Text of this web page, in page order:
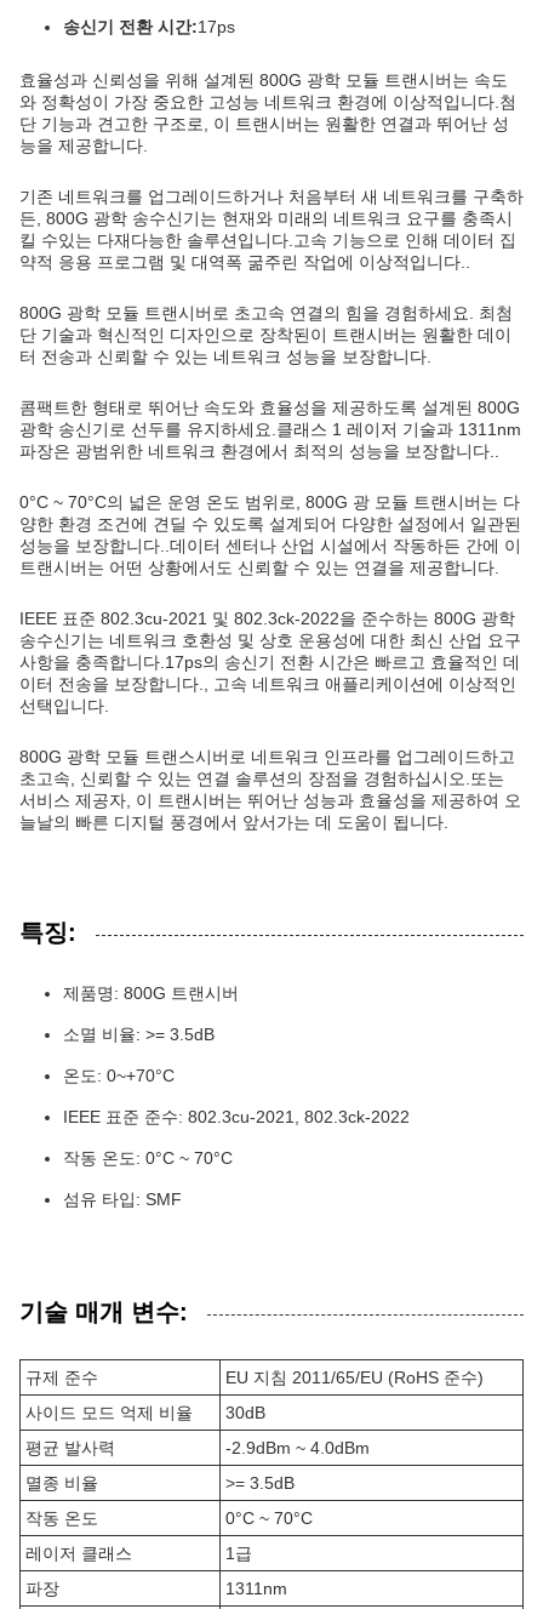
송신기 전환 시간:17ps
효율성과 신뢰성을 위해 설계된 800G 광학 모듈 트랜시버는 속도
와 정확성이 가장 중요한 고성능 네트워크 환경에 이상적입니다.첨
단 기능과 견고한 구조로, 이 트랜시버는 원활한 연결과 뛰어난 성
능을 제공합니다.
기존 네트워크를 업그레이드하거나 처음부터 새 네트워크를 구축하
든, 800G 광학 송수신기는 현재와 미래의 네트워크 요구를 충족시
킬 수있는 다재다능한 솔루션입니다.고속 기능으로 인해 데이터 집
약적 응용 프로그램 및 대역폭 굶주린 작업에 이상적입니다..
800G 광학 모듈 트랜시버로 초고속 연결의 힘을 경험하세요. 최첨
단 기술과 혁신적인 디자인으로 장착된이 트랜시버는 원활한 데이
터 전송과 신뢰할 수 있는 네트워크 성능을 보장합니다.
콤팩트한 형태로 뛰어난 속도와 효율성을 제공하도록 설계된 800G
광학 송신기로 선두를 유지하세요.클래스 1 레이저 기술과 1311nm
파장은 광범위한 네트워크 환경에서 최적의 성능을 보장합니다..
0°C ~ 70°C의 넓은 운영 온도 범위로, 800G 광 모듈 트랜시버는 다
양한 환경 조건에 견딜 수 있도록 설계되어 다양한 설정에서 일관된
성능을 보장합니다..데이터 센터나 산업 시설에서 작동하든 간에 이
트랜시버는 어떤 상황에서도 신뢰할 수 있는 연결을 제공합니다.
IEEE 표준 802.3cu-2021 및 802.3ck-2022을 준수하는 800G 광학
송수신기는 네트워크 호환성 및 상호 운용성에 대한 최신 산업 요구
사항을 충족합니다.17ps의 송신기 전환 시간은 빠르고 효율적인 데
이터 전송을 보장합니다., 고속 네트워크 애플리케이션에 이상적인
선택입니다.
800G 광학 모듈 트랜스시버로 네트워크 인프라를 업그레이드하고
초고속, 신뢰할 수 있는 연결 솔루션의 장점을 경험하십시오.또는
서비스 제공자, 이 트랜시버는 뛰어난 성능과 효율성을 제공하여 오
늘날의 빠른 디지털 풍경에서 앞서가는 데 도움이 됩니다.
특징:
제품명: 800G 트랜시버
소멸 비율: >= 3.5dB
온도: 0~+70°C
IEEE 표준 준수: 802.3cu-2021, 802.3ck-2022
작동 온도: 0°C ~ 70°C
섬유 타입: SMF
기술 매개 변수:
규제 준수
EU 지침 2011/65/EU (RoHS 준수)
사이드 모드 억제 비율
30dB
평균 발사력
-2.9dBm ~ 4.0dBm
멸종 비율
>= 3.5dB
작동 온도
0°C ~ 70°C
레이저 클래스
1급
파장
1311nm